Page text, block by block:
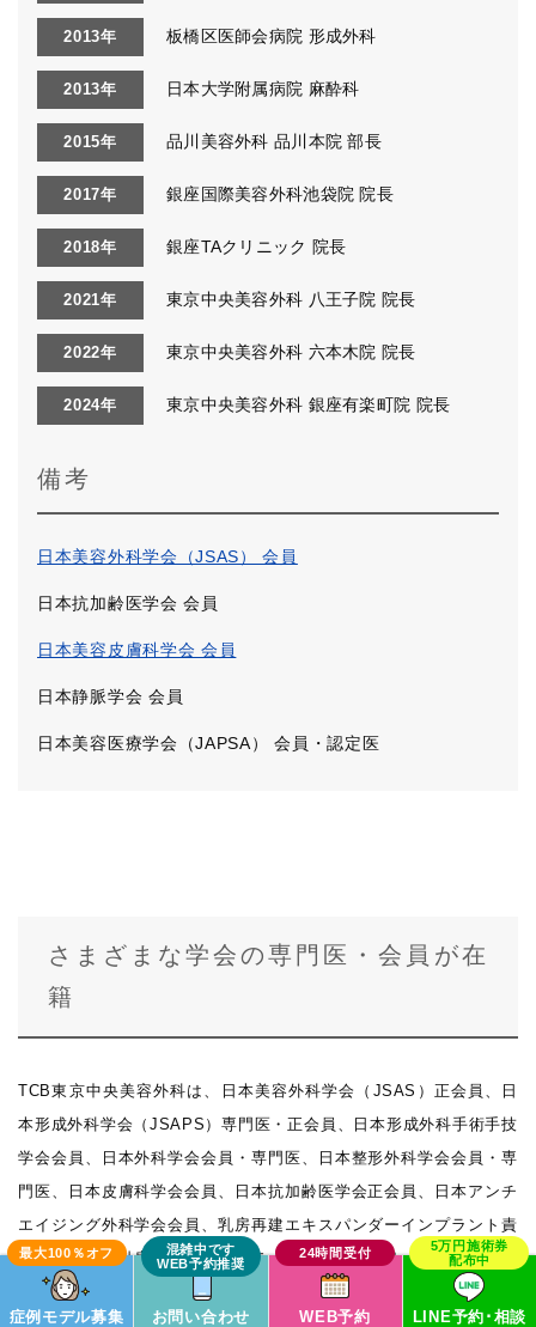
2013年 板橋区医師会病院 形成外科
2013年 日本大学附属病院 麻酔科
2015年 品川美容外科 品川本院 部長
2017年 銀座国際美容外科池袋院 院長
2018年 銀座TAクリニック 院長
2021年 東京中央美容外科 八王子院 院長
2022年 東京中央美容外科 六本木院 院長
2024年 東京中央美容外科 銀座有楽町院 院長
備考
日本美容外科学会（JSAS） 会員
日本抗加齢医学会 会員
日本美容皮膚科学会 会員
日本静脈学会 会員
日本美容医療学会（JAPSA） 会員・認定医
さまざまな学会の専門医・会員が在
籍
TCB東京中央美容外科は、日本美容外科学会（JSAS）正会員、日
本形成外科学会（JSAPS）専門医・正会員、日本形成外科手術手技
学会会員、日本外科学会会員・専門医、日本整形外科学会会員・専
門医、日本皮膚科学会会員、日本抗加齢医学会正会員、日本アンチ
エイジング外科学会会員、乳房再建エキスパンダーインプラント責
任医師、日本乳房オンコプラスティックサージャリー学会正会員、
日本静脈学会会員、日本脈管学会専門医、下肢静脈瘤血管内焼灼術
症例モデル募集 お問い合わせ WEB予約 LINE予約･相談